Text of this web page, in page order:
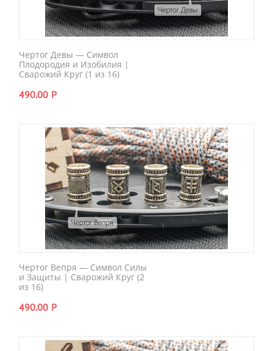
Чертог Девы — Символ
Плодородия и Изобилия |
Сварожий Круг (1 из 16)
490.00 Р
Чертог Вепря — Символ Силы
и Защиты | Сварожий Круг (2
из 16)
490.00 Р